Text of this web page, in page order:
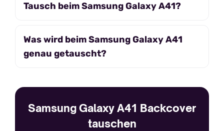
Tausch beim Samsung Galaxy A41?
Was wird beim Samsung Galaxy A41
genau getauscht?
Samsung Galaxy A41 Backcover
tauschen